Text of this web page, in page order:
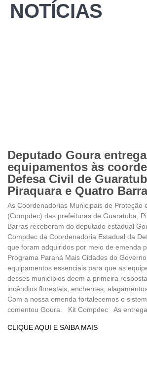
NOTÍCIAS
Deputado Goura entrega
equipamentos às
Defesa Civil de
Piraquara e Quatro
As Coordenadorias Municipais de Proteção
(Compdec) das prefeituras de Guaratuba,
Barras receberam do deputado estadual
Compdec da Coordenadoria Estadual da
que foram adquiridos por meio de emenda
Programa Paraná Mais Cidades do
equipamentos essenciais para que as
desses municípios deem a primeira
incêndios florestais, enchentes,
Com a nossa emenda fortalecemos o
comentou Goura. Kit Compdec As
CLIQUE AQUI E SAIBA MAIS